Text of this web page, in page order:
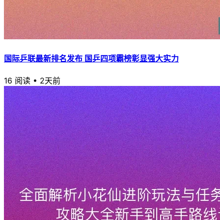
国际乒联最新排名发布 国乒四项霸榜彰显强大实力
16 阅读 • 2天前